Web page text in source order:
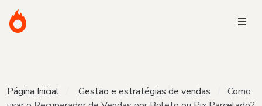
Página Inicial Gestão e estratégias de vendas
Como